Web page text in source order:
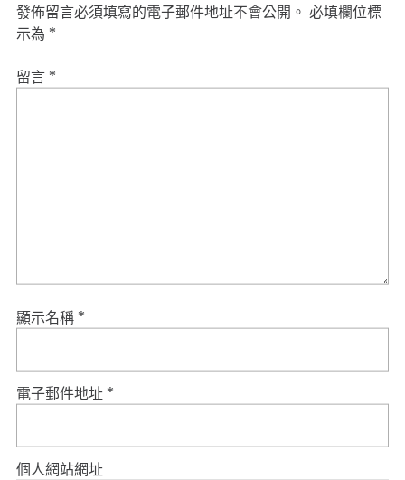
發佈留言必須填寫的電子郵件地址不會公開。 必填欄位標
示為 *
留言 *
顯示名稱 *
電子郵件地址 *
個人網站網址